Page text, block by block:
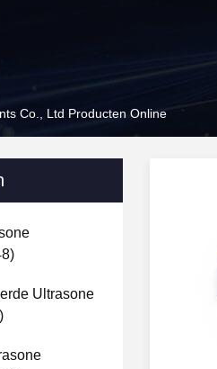
Co., Ltd Producten Online
Ultrasone